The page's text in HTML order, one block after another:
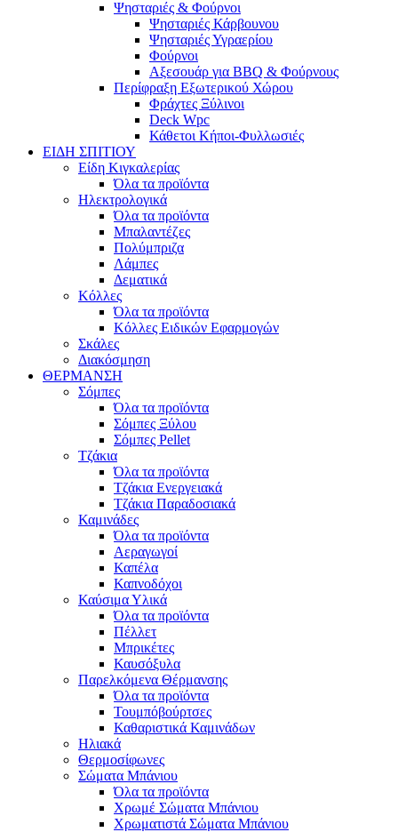
Ψησταριές & Φούρνοι
Ψησταριές Κάρβουνου
Ψησταριές Υγραερίου
Φούρνοι
Αξεσουάρ για BBQ & Φούρνους
Περίφραξη Εξωτερικού Χώρου
Φράχτες Ξύλινοι
Deck Wpc
Κάθετοι Κήποι-Φυλλωσιές
ΕΙΔΗ ΣΠΙΤΙΟΥ
Είδη Κιγκαλερίας
Όλα τα προϊόντα
Ηλεκτρολογικά
Όλα τα προϊόντα
Μπαλαντέζες
Πολύμπριζα
Λάμπες
Δεματικά
Κόλλες
Όλα τα προϊόντα
Κόλλες Ειδικών Εφαρμογών
Σκάλες
Διακόσμηση
ΘΕΡΜΑΝΣΗ
Σόμπες
Όλα τα προϊόντα
Σόμπες Ξύλου
Σόμπες Pellet
Τζάκια
Όλα τα προϊόντα
Τζάκια Ενεργειακά
Τζάκια Παραδοσιακά
Καμινάδες
Όλα τα προϊόντα
Αεραγωγοί
Καπέλα
Καπνοδόχοι
Καύσιμα Υλικά
Όλα τα προϊόντα
Πέλλετ
Μπρικέτες
Καυσόξυλα
Παρελκόμενα Θέρμανσης
Όλα τα προϊόντα
Τουμπόβούρτσες
Καθαριστικά Καμινάδων
Ηλιακά
Θερμοσίφωνες
Σώματα Μπάνιου
Όλα τα προϊόντα
Χρωμέ Σώματα Μπάνιου
Χρωματιστά Σώματα Μπάνιου